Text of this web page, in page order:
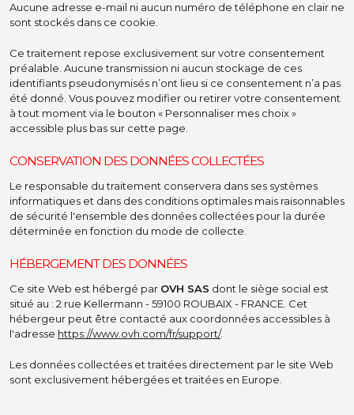
Aucune adresse e-mail ni aucun numéro de téléphone en clair ne
sont stockés dans ce cookie.
Ce traitement repose exclusivement sur votre consentement
préalable. Aucune transmission ni aucun stockage de ces
identifiants pseudonymisés n’ont lieu si ce consentement n’a pas
été donné. Vous pouvez modifier ou retirer votre consentement
à tout moment via le bouton « Personnaliser mes choix »
accessible plus bas sur cette page.
CONSERVATION DES DONNÉES COLLECTÉES
Le responsable du traitement conservera dans ses systèmes
informatiques et dans des conditions optimales mais raisonnables
de sécurité l'ensemble des données collectées pour la durée
déterminée en fonction du mode de collecte.
HÉBERGEMENT DES DONNÉES
Ce site Web est hébergé par OVH SAS dont le siège social est
situé au : 2 rue Kellermann - 59100 ROUBAIX - FRANCE. Cet
hébergeur peut être contacté aux coordonnées accessibles à
l'adresse https://www.ovh.com/fr/support/.
Les données collectées et traitées directement par le site Web
sont exclusivement hébergées et traitées en Europe.